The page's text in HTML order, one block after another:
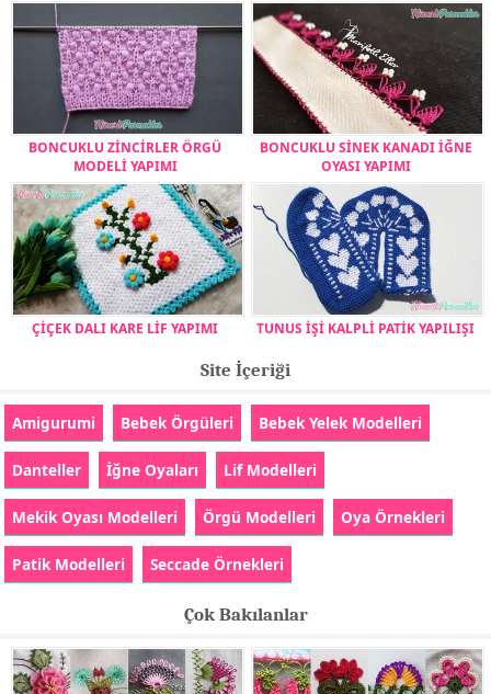
BONCUKLU ZİNCİRLER ÖRGÜ
MODELİ YAPIMI
BONCUKLU SİNEK KANADI İĞNE
OYASI YAPIMI
ÇİÇEK DALI KARE LİF YAPIMI TUNUS İŞİ KALPLİ PATİK YAPILIŞI
Site İçeriği
Amigurumi Bebek Örgüleri Bebek Yelek Modelleri
Danteller İğne Oyaları Lif Modelleri
Mekik Oyası Modelleri Örgü Modelleri Oya Örnekleri
Patik Modelleri Seccade Örnekleri
Çok Bakılanlar